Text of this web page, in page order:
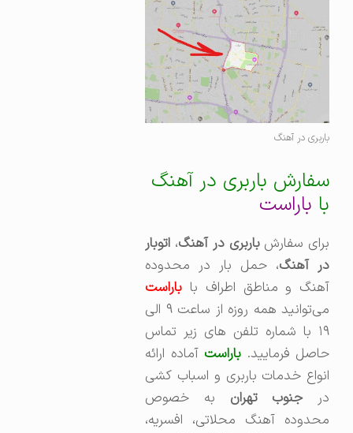
باربری در آهنگ
سفارش باربری در آهنگ
باراست
برای سفارشباربری در آهنگ،‌اتوبار
در آهنگ، حمل بار در محدوده
آهنگ و مناطق اطراف با باراست
می‌توانید همه روزه از ساعت ۹ الی
۱۹ با شماره تلفن های زیر تماس
حاصل فرمایید.باراستآماده ارائه
انواع خدمات باربری و اسباب کشی
جنوب تهرانبه خصوص
محدوده آهنگ محلاتی، افسریه،